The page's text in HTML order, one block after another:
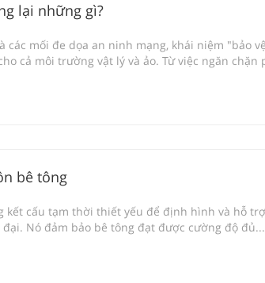
lại những gì?
các mối đe dọa an ninh mạng, khái niệm "bảo
cả môi trường vật lý và ảo. Từ việc ngăn chặn
bê tông
kết cấu tạm thời thiết yếu để định hình và hỗ
Nó đảm bảo bê tông đạt được cường độ đủ...